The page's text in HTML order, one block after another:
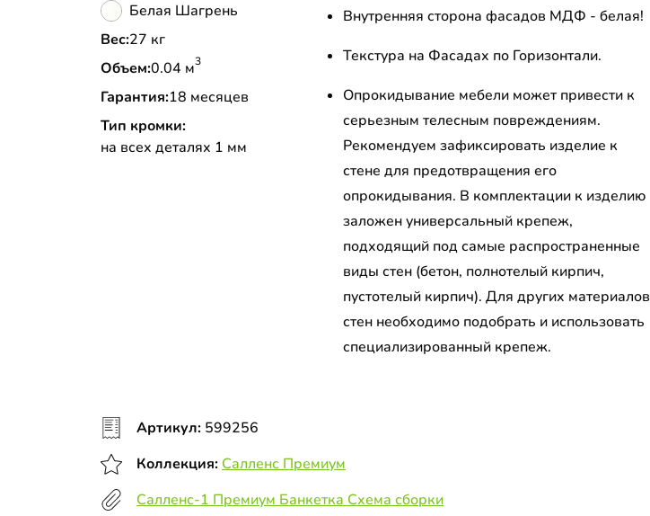
Белая Шагрень
Вес:
27 кг
Объем:
0.04 м3
Гарантия:18 месяцев
Тип кромки:
на всех деталях 1 мм
Внутренняя сторона фасадов МДФ - белая!
Текстура на Фасадах по Горизонтали.
Опрокидывание мебели может привести к
серьезным телесным повреждениям.
Рекомендуем зафиксировать изделие к
стене для предотвращения его
опрокидывания. В комплектации к изделию
заложен универсальный крепеж,
подходящий под самые распространенные
виды стен (бетон, полнотелый кирпич,
пустотелый кирпич). Для других материалов
стен необходимо подобрать и использовать
специализированный крепеж.
Артикул: 599256
Коллекция: Салленс Премиум
Салленс-1 Премиум Банкетка Схема сборки